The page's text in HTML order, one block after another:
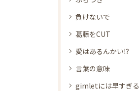
負けないで
葛藤をCUT
愛はあるんかい⁉
言葉の意味
gimletには早すぎる